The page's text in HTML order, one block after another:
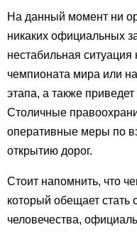
На данный момент ни
никаких официальных
нестабильная
чемпионата мира или
этапа, а также
Столичные
оперативные меры по
открытию дорог.
Стоит напомнить, что
который обещает
человечества,